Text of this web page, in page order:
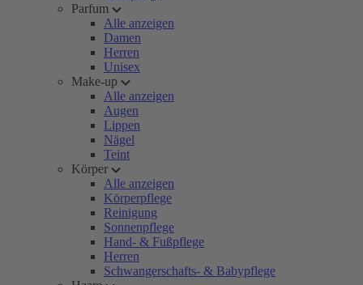
Parfum
Alle anzeigen
Damen
Herren
Unisex
Make-up
Alle anzeigen
Augen
Lippen
Nägel
Teint
Körper
Alle anzeigen
Körperpflege
Reinigung
Sonnenpflege
Hand- & Fußpflege
Herren
Schwangerschafts- & Babypflege